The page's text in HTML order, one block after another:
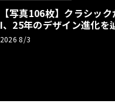
【写真106枚】クラシッ
I、25年のデザイン進化を
2026 8/3